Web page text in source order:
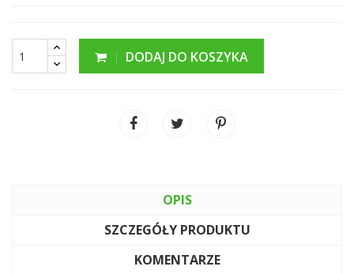
DODAJ DO KOSZYKA
OPIS
SZCZEGÓŁY PRODUKTU
KOMENTARZE